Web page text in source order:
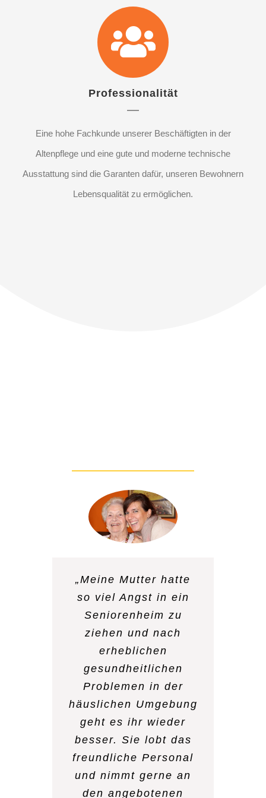
Professionalität
Eine hohe Fachkunde unserer Beschäftigten in der
Altenpflege und eine gute und moderne technische
Ausstattung sind die Garanten dafür, unseren Bewohnern
Lebensqualität zu ermöglichen.
„Meine Mutter hatte
so viel Angst in ein
Seniorenheim zu
ziehen und nach
erheblichen
gesundheitlichen
Problemen in der
häuslichen Umgebung
geht es ihr wieder
besser. Sie lobt das
freundliche Personal
und nimmt gerne an
den angebotenen
„Nachdem mein Mann
vor 2 Jahr verstorben
war, hatte ich keinen
Lebensmut mehr und
habe mich eingeigelt.
Der ambulante Dienst
hat mich überredet
zweimal in der Woche
zur Tagespflege zu
gehen. Ich trauere
immer noch, aber ich
genieße mit anderen